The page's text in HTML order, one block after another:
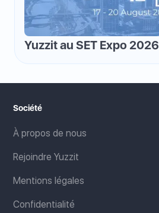
Yuzzit au SET Expo 2026
Société
À propos de nous
Rejoindre Yuzzit
Mentions légales
Confidentialité